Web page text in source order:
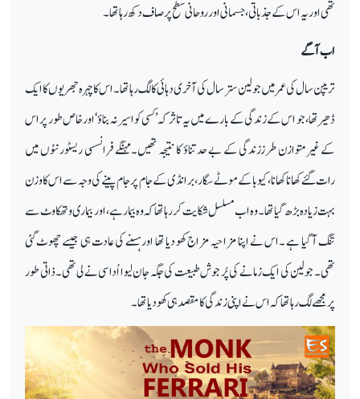
تھی اور یہ اس کے جذباتی،جسمانی اور روحانی سطح پر صاف دکھ رہا تھا۔
اب آگے
تریپن سال کی عمر میںجولین ستر سال کی آخری دہائی کا لگ رہاتھا۔ اس کا چہرہ جھریوں کا ایک
ڈھیر تھا،جو اس کے زندگی کے بارے میں یہ تاثر کہ’کسی کو اسیر نہ بناؤ‘ اور خاص طور پر اس
کے غیرمتوازن طرززندگی کے بے حد تناؤ کا نتیجہ تھیں۔مہنگے فرانسسی ریسٹورنٹوں میں
رات گئے کھانا کھانا،کیوبا کے موٹے سگار،برانڈی کے جام پر جام پینے کی وجہ سے اس کا وزن
بہت زیادہ بڑھ گیاتھا۔وہ اب مسلسل شکایت کر رہاتھاکہ وہ بیمار ہے،اور بیماری وتھکاوٹ سے
تنگ آ گیا ہے ۔اس نے اپنا مزاحیہ مزاج کھو دیا تھا اورہسنے کی عادت ہی جیسے چھوٹ گئی
تھی۔ جولین کی ایک زمانے کی پُر جوش طبیعت کی جگہ جان لیوا اُداسی نے لی تھی۔ذاتی طور
پرمجھے لگ رہا تھا کہ اس نے اپنی زندگی کامقصد ہی کھو دیا تھا۔